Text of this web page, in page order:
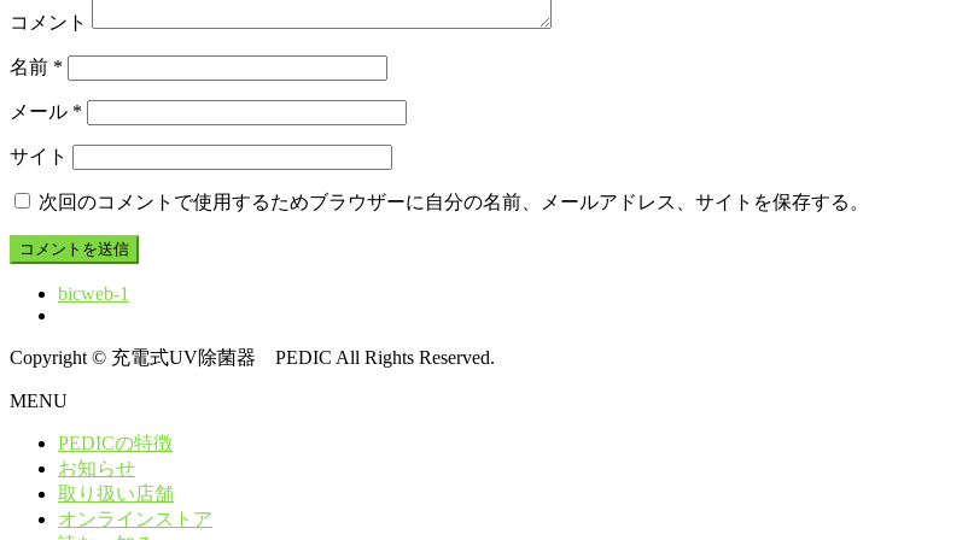
コメント
名前 *
メール *
サイト
次回のコメントで使用するためブラウザーに自分の名前、メールアドレス、サイトを保存する。
bicweb-1
Copyright © 充電式UV除菌器 PEDIC All Rights Reserved.
MENU
PEDICの特徴
お知らせ
取り扱い店舗
オンラインストア